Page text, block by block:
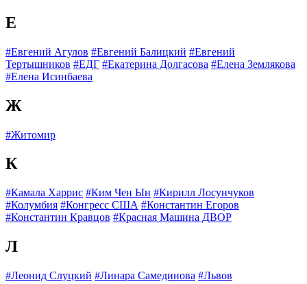
Е
#Евгений Агулов #Евгений Балицкий #Евгений
Тертышников #ЕДГ #Екатерина Долгасова #Елена Землякова
#Елена Исинбаева
Ж
#Житомир
К
#Камала Харрис #Ким Чен Ын #Кирилл Лосунчуков
#Колумбия #Конгресс США #Константин Егоров
#Константин Кравцов #Красная Машина ДВОР
Л
#Леонид Слуцкий #Линара Самединова #Львов